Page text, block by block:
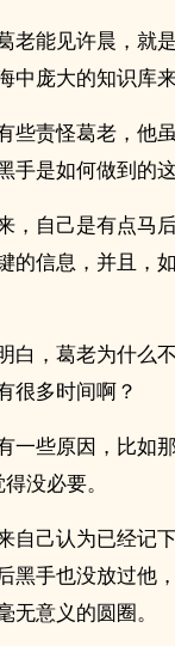
老能见许晨，就
中庞大的知识库
些责怪葛老，他
手是如何做到的这
，自己是有点马
的信息，并且，
白，葛老为什么
很多时间啊？
一些原因，比如
没必要。
自己认为已经记
黑手也没放过他
无意义的圆圈。